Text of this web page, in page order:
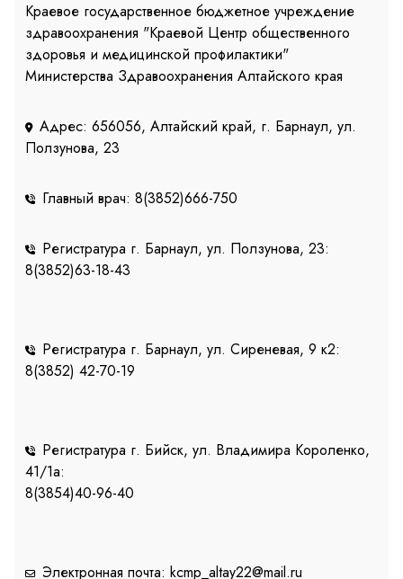
Краевое государственное бюджетное учреждение
здравоохранения "Краевой Центр общественного
здоровья и медицинской профилактики"
Министерства Здравоохранения Алтайского края
Адрес: 656056, Алтайский край, г. Барнаул, ул.
Ползунова, 23
Главный врач: 8(3852)666-750
Регистратура г. Барнаул, ул. Ползунова, 23:
8(3852)63-18-43
Регистратура г. Барнаул, ул. Сиреневая, 9 к2:
8(3852) 42-70-19
Регистратура г. Бийск, ул. Владимира Короленко,
41/1a:
8(3854)40-96-40
Электронная почта: kcmp_altay22@mail.ru